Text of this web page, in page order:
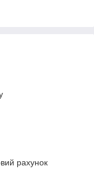
рахунок